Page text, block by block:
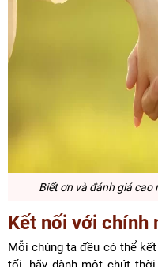
Biết ơn và đánh giá
Kết nối với chính
Mỗi chúng ta đều có thể